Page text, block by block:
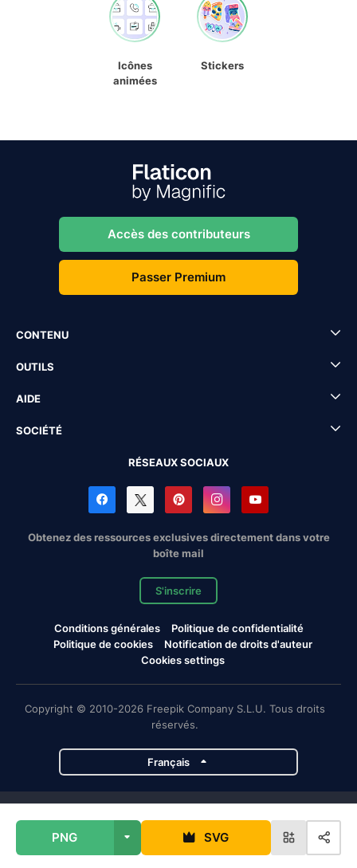
PNG SVG
Icônes
animées
Stickers
Accès des contributeurs
Passer Premium
CONTENU
OUTILS
AIDE
SOCIÉTÉ
RÉSEAUX SOCIAUX
Obtenez des ressources exclusives directement dans votre
boîte mail
S'inscrire
Conditions générales
Politique de confidentialité
Politique de cookies
Notification de droits d'auteur
Cookies settings
Copyright © 2010-2026 Freepik Company S.L.U. Tous droits
réservés.
Français